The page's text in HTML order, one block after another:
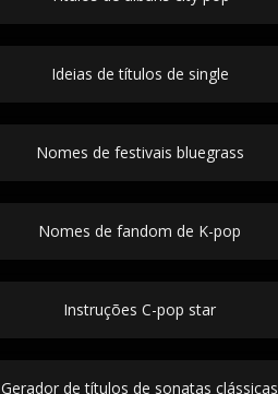
Ideias de títulos de single
Nomes de festivais bluegrass
Nomes de fandom de K-pop
Instruções C-pop star
Gerador de títulos de sonatas clássicas